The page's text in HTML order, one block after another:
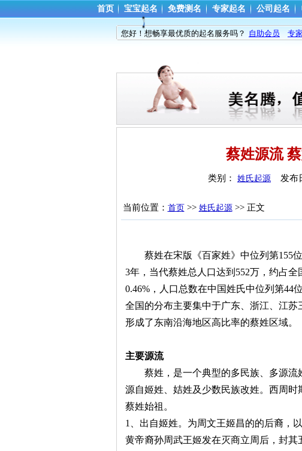
首页 宝宝起名 免费测名 专家起名 公司起名
您好！想畅享最优质的起名服务吗？ 自助会员 专
蔡姓源流
类别： 姓氏起源 发布
当前位置： 首页>> 姓氏起源>> 正文
蔡姓在宋版《百家姓》中位列第155位
3年，当代蔡姓总人口达到552万，约占全
0.46%，人口总数在中国姓氏中位列第44
全国的分布主要集中于广东、浙江、江苏
形成了东南沿海地区高比率的蔡姓区域。
主要源流
蔡姓，是一个典型的多民族、多源流
源自姬姓、姞姓及少数民族改姓。西周时
蔡姓始祖。
1、出自姬姓。为周文王姬昌的的后裔，以
黄帝裔孙周武王姬发在灭商立周后，封其